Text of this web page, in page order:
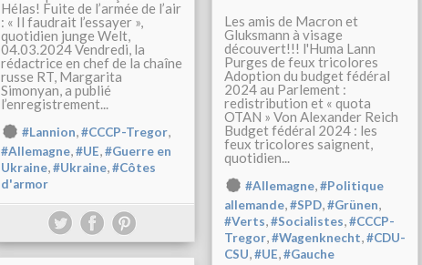
Hélas! Fuite de l’armée de l’air
: « Il faudrait l’essayer »,
quotidien junge Welt,
04.03.2024 Vendredi, la
rédactrice en chef de la chaîne
russe RT, Margarita
Simonyan, a publié
l’enregistrement...
#Lannion,#CCCP-Tregor,
#Allemagne,#UE,#Guerre en
Ukraine,#Ukraine,#Côtes
d'armor
Les amis de Macron et
Gluksmann à visage
découvert!!! l'Huma Lann
Purges de feux tricolores
Adoption du budget fédéral
2024 au Parlement :
redistribution et « quota
OTAN » Von Alexander Reich
Budget fédéral 2024 : les
feux tricolores saignent,
quotidien...
#Allemagne,#Politique
allemande,#SPD,#Grünen,
#Verts,#Socialistes,#CCCP-
Tregor,#Wagenknecht,#CDU-
CSU,#UE,#Gauche